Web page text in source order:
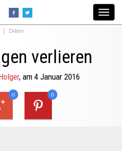
Toggle
Diäten
verlieren
, am 4 Januar 2016
0 0